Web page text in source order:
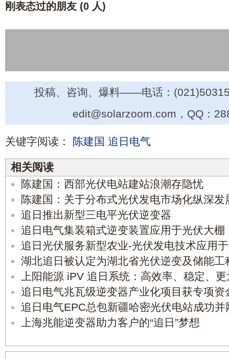
刚表态过的朋友 (0 人)
投稿、咨询、爆料——电话：
edit@solarzoom.com，QQ：
关键字阅读： 陈建国 追日电气
相关阅读
陈建国：西部光伏电站建站浪潮存隐忧
陈建国：关于分布式光伏发电市场化纵深发
追日推出新型三电平光伏逆变器
追日电气集装箱式逆变装置应用于光伏大棚
追日光伏服务新型农业-光伏发电技术应用
湖北追日被认定为湖北省光伏逆变及储能工
上阳能源 iPV 追日系统：高效率、稳定、更
追日电气兆瓦级逆变器产业化项目获专项资
追日电气EPC总包新疆哈密光伏电站成功并
上海兆能逆变器助力客户的“追日”梦想